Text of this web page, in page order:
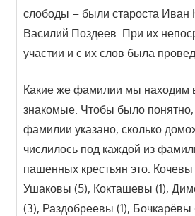
слободы – были староста Иван
Василий Поздеев. При их
участии и с их слов была
Какие же фамилии мы находим
знакомые. Чтобы было понятно,
фамилии указано, сколько
числилось под каждой из
пашенных крестьян это: Кочевы
Ушаковы (5), Кокташевы (1),
(3), Раздобреевы (1), Бочкарёвы